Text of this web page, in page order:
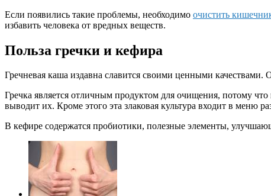
Если появились такие проблемы, необходимо очистить
избавить человека от вредных веществ.
Польза гречки и кефира
Гречневая каша издавна славится своими ценными качествами.
Гречка является отличным продуктом для очищения, потому
выводит их. Кроме этого эта злаковая культура входит в меню
В кефире содержатся пробиотики, полезные элементы,